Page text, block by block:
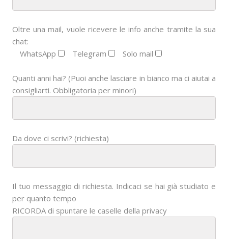
Oltre una mail, vuole ricevere le info anche tramite la sua
chat:
WhatsApp
Telegram Solo mail
Quanti anni hai? (Puoi anche lasciare in bianco ma ci aiutai a
consigliarti. Obbligatoria per minori)
Da dove ci scrivi? (richiesta)
Il tuo messaggio di richiesta. Indicaci se hai già studiato e
per quanto tempo
RICORDA di spuntare le caselle della privacy